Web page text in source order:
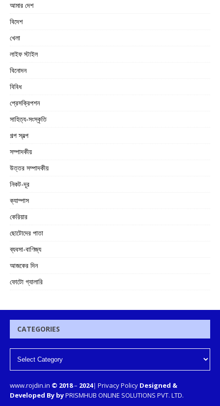
আমার দেশ
বিদেশ
খেলা
লাইফ স্টাইল
বিনোদন
বিবিধ
প্রেসক্রিপশন
সাহিত্য-সংস্কৃতি
গল্প স্বল্প
সম্পাদকীয়
উত্তর সম্পাদকীয়
নিকট-দূর
ক্যাম্পাস
কেরিয়ার
ছোটোদের পাতা
ব্যবসা-বাণিজ্য
আজকের দিন
ফোটো গ্যালারি
CATEGORIES
www.rojdin.in © 2018– 2024| Privacy Policy Designed &
Developed By byPRISMHUB ONLINE SOLUTIONS PVT. LTD.